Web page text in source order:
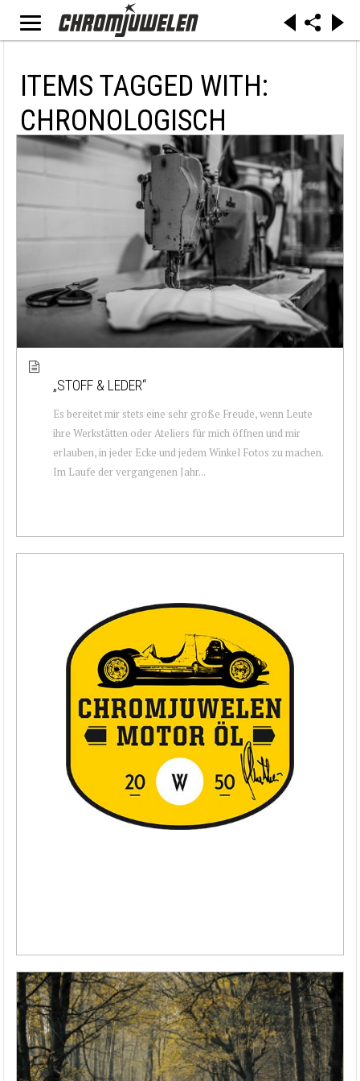
ITEMS TAGGED WITH:
CHRONOLOGISCH
„STOFF & LEDER“
Es bereitet mir stets eine sehr große Freude, wenn Leute
ihre Werkstätten oder Ateliers für mich öffnen und mir
erlauben, in jeder Ecke und jedem Winkel Fotos zu machen.
Im Laufe der vergangenen Jahr...